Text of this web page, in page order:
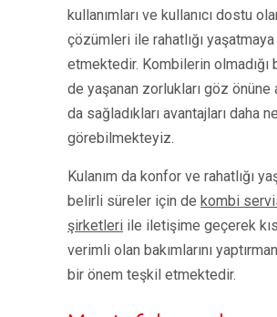
kullanımları ve kullanıcı dostu
çözümleri ile rahatlığı
etmektedir. Kombilerin olmadığı
de yaşanan zorlukları göz önüne
da sağladıkları avantajları daha
görebilmekteyiz.
Kulanım da konfor ve rahatlığı
belirli süreler için de kombi
şirketleri ile iletişime geçerek
verimli olan bakımlarını
bir önem teşkil etmektedir.